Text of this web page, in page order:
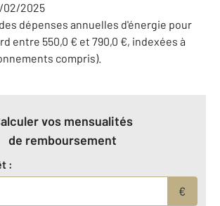
02/2025
dépenses annuelles d'énergie pour
entre 550,0 € et 790,0 €, indexées à
compris).
vos mensualités
de remboursement
:
€